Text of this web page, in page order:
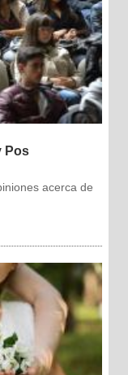
Pos
acerca de